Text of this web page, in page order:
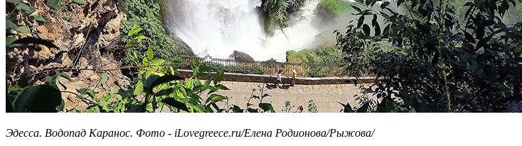
Эдесса. Водопад Каранос. Фото - iLovegreece.ru/Елена Родионова/Рыжова/